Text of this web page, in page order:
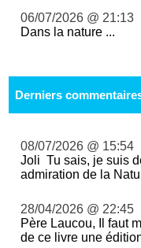
06/07/2026 @ 21:13
Dans la nature ...
Derniers
08/07/2026 @ 15:54
Joli Tu sais, je suis
admiration de la
28/04/2026 @ 22:45
Père Laucou, Il faut
de ce livre une